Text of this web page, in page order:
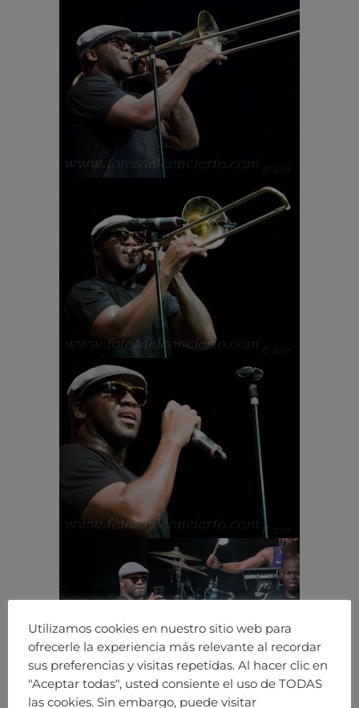
Utilizamos cookies en nuestro sitio web para
ofrecerle la experiencia más relevante al recordar
sus preferencias y visitas repetidas. Al hacer clic en
"Aceptar todas", usted consiente el uso de TODAS
las cookies. Sin embargo, puede visitar